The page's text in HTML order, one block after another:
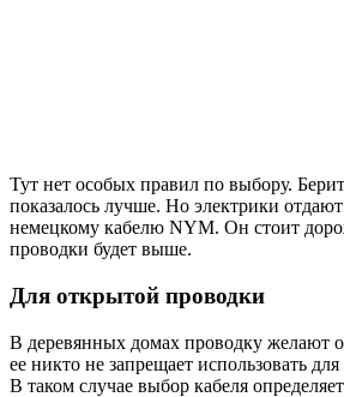
Тут нет особых правил по выбору.
показалось лучше. Но электрики
немецкому кабелю NYM. Он стоит
проводки будет выше.
Для открытой проводки
В деревянных домах проводку желают
ее никто не запрещает использовать
В таком случае выбор кабеля